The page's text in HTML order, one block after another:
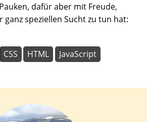
dafür aber mit Freude,
ganz speziellen Sucht zu tun hat:
CSS HTML JavaScript